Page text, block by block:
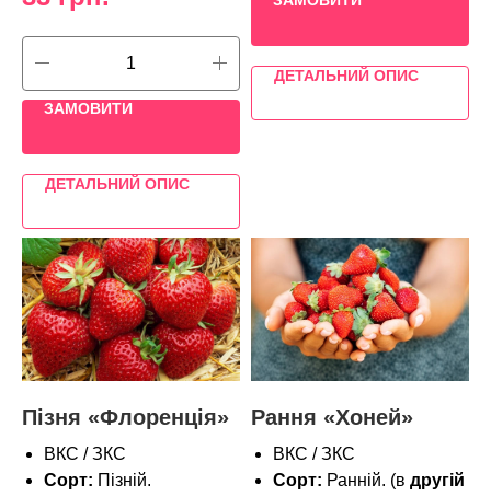
ЗАМОВИТИ
ДЕТАЛЬНИЙ ОПИС
ДЕТАЛЬНИЙ ОПИС
Пізня «Флоренція»
ВКС / ЗКС
Сорт: Пізній.
Рання «Хоней»
ВКС / ЗКС
Сорт: Ранній. (в другій